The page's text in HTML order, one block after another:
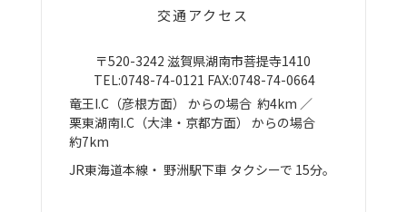
交通アクセス
〒520-3242 滋賀県湖南市菩提寺1410
TEL:0748-74-0121 FAX:0748-74-0664
竜王I.C（彦根方面） からの場合 約4km ／
栗東湖南I.C（大津・京都方面）
からの場合
約7km
JR東海道本線・ 野洲駅下車 タクシーで 15分。